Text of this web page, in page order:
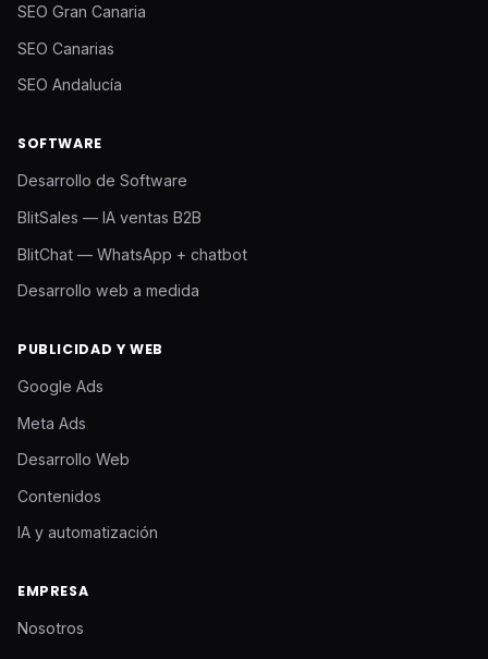
SEO Gran Canaria
SEO Canarias
SEO Andalucía
SOFTWARE
Desarrollo de Software
BlitSales — IA ventas B2B
BlitChat — WhatsApp + chatbot
Desarrollo web a medida
PUBLICIDAD Y WEB
Google Ads
Meta Ads
Desarrollo Web
Contenidos
IA y automatización
EMPRESA
Nosotros